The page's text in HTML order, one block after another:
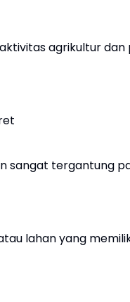
agrikultur dan
sangat tergantung
lahan yang